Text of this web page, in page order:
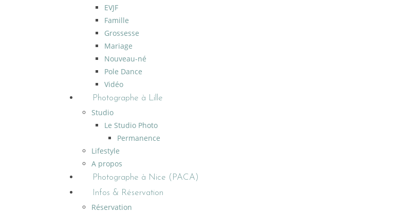
EVJF
Famille
Grossesse
Mariage
Nouveau-né
Pole Dance
Vidéo
Photographe à Lille
Studio
Le Studio Photo
Permanence
Lifestyle
A propos
Photographe à Nice (PACA)
Infos & Réservation
Réservation